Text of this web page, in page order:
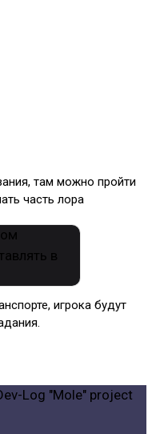
там можно пройти
часть лора
игрока будут